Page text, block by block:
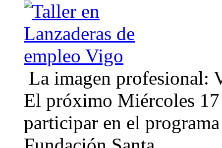
La imagen profesional:
El próximo Miércoles
participar en el